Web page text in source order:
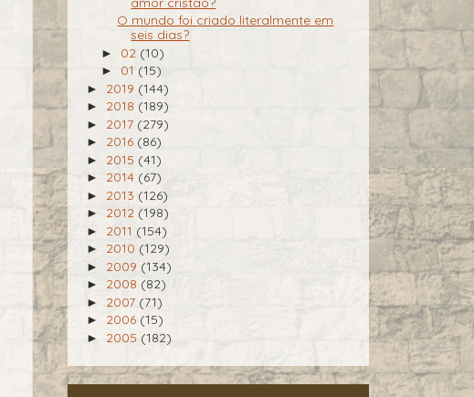
O mundo foi criado literalmente em
seis dias?
► 02 (10)
► 01 (15)
► 2019 (144)
► 2018 (189)
► 2017 (279)
► 2016 (86)
► 2015 (41)
► 2014 (67)
► 2013 (126)
► 2012 (198)
► 2011 (154)
► 2010 (129)
► 2009 (134)
► 2008 (82)
► 2007 (71)
► 2006 (15)
► 2005 (182)